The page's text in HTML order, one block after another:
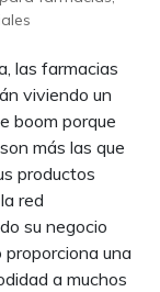
las farmacias
viviendo un
boom porque
más las que
productos
red
su negocio
una
a muchos